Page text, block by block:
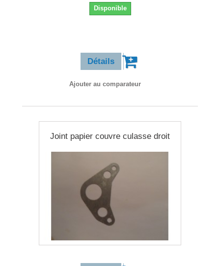
Disponible
Détails
Ajouter au comparateur
Joint papier couvre culasse droit